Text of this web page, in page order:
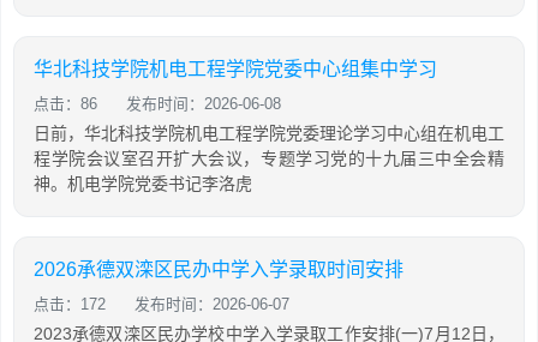
华北科技学院机电工程学院党委中心组集中学习
点击：86 发布时间：2026-06-08
日前，华北科技学院机电工程学院党委理论学习中心组在机电工
程学院会议室召开扩大会议，专题学习党的十九届三中全会精
神。机电学院党委书记李洛虎
2026承德双滦区民办中学入学录取时间安排
点击：172 发布时间：2026-06-07
2023承德双滦区民办学校中学入学录取工作安排(一)7月12日，